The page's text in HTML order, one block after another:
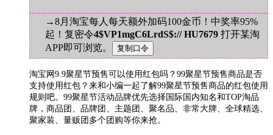
→8月淘宝每人每天额外加码100金币！中奖率95%
起！复密令4$VP1mgC6LrdS$:// HU7679 打开某淘
APP即可浏览。
淘宝网9.9聚星节预售可以使用红包吗？99聚星节预售商品是否
支持使用红包？来和小编一起了解99聚星节预售商品的红包使用
规则吧。 99聚星节活动品牌优先选择国际国内知名和TOP淘品
牌，商品团、品牌团、主题团、聚名品、非常大牌、全球精选、
聚家装、量贩团多个团购等你来抢。